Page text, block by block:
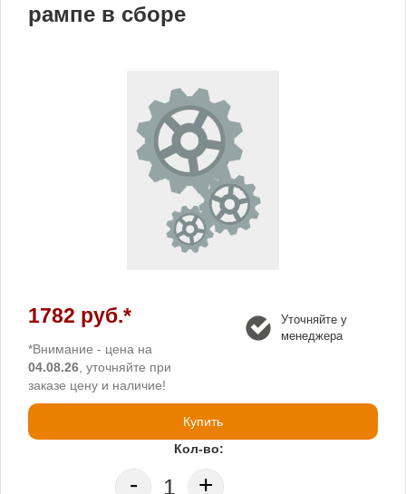
рампе в сборе
1782 руб.*
*Внимание - цена на
04.08.26 , уточняйте при
заказе цену и наличие!
Уточняйте у
менеджера
Купить
Кол-во:
- +